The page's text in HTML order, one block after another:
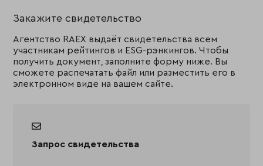
Закажите свидетельство
Агентство RAEX выдаёт свидетельства всем
участникам рейтингов и ESG-рэнкингов. Чтобы
получить документ, заполните форму ниже. Вы
сможете распечатать файл или разместить его в
электронном виде на вашем сайте.
Запрос свидетельства